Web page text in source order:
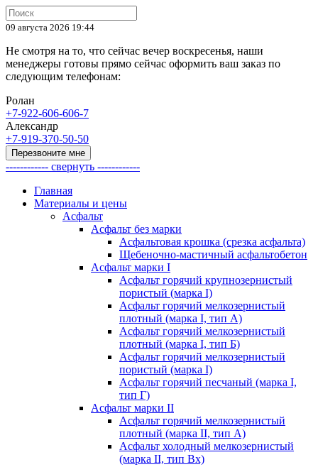
09 августа 2026 19:44
Не смотря на то, что сейчас вечер воскресенья, наши
менеджеры готовы прямо сейчас оформить ваш заказ по
следующим телефонам:
Ролан
+7-922-606-606-7
Александр
+7-919-370-50-50
Перезвоните мне
------------ свернуть ------------
Главная
Материалы и цены
Асфальт
Асфальт без марки
Асфальтовая крошка (срезка асфальта)
Щебеночно-мастичный асфальтобетон
Асфальт марки I
Асфальт горячий крупнозернистый
пористый (марка I)
Асфальт горячий мелкозернистый
плотный (марка I, тип А)
Асфальт горячий мелкозернистый
плотный (марка I, тип Б)
Асфальт горячий мелкозернистый
пористый (марка I)
Асфальт горячий песчаный (марка I,
тип Г)
Асфальт марки II
Асфальт горячий мелкозернистый
плотный (марка II, тип А)
Асфальт холодный мелкозернистый
(марка II, тип Вх)